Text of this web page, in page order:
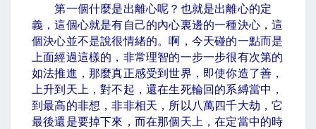
第一個什麼是出離心呢？也就是出離心的定
義，這個心就是有自己的內心裏邊的一種決心，這
個決心並不是說很情緒的。啊，今天碰的一點而是
上面經過這樣的，非常理智的一步一步很有次第的
如法推進，那麼真正感受到世界，即使你造了善，
上升到天上，對不起，還在生死輪回的系縛當中，
到最高的非想，非非相天，所以八萬四千大劫，它
最後還是要掉下來，而在那個天上，在定當中的時